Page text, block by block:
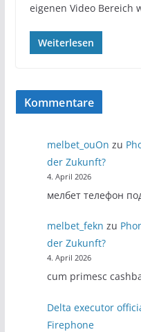
eigenen Video Bereich
Weiterlesen
Kommentare
melbet_ouOn zu
der Zukunft?
4. April 2026
мелбет телефон
melbet_fekn zu
der Zukunft?
4. April 2026
cum primesc
Delta executor
Firephone